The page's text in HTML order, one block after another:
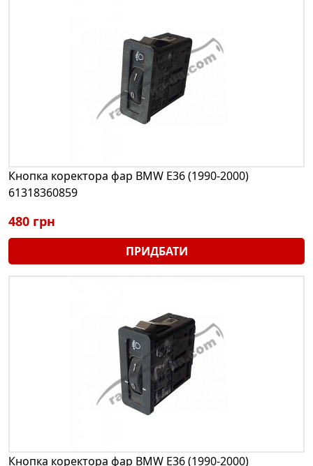
Кнопка коректора фар BMW E36 (1990-2000)
61318360859
480 грн
ПРИДБАТИ
Кнопка коректора фар BMW E36 (1990-2000)